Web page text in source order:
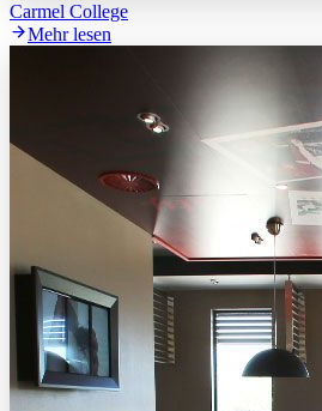
Carmel College
Mehr lesen